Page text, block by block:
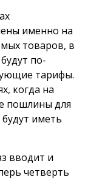
именно на
товаров, в
по-
тарифы.
когда на
пошлины для
иметь
вводит и
четверть